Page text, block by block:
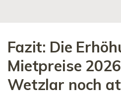
Fazit: Die
Mietpreise
Wetzlar noch